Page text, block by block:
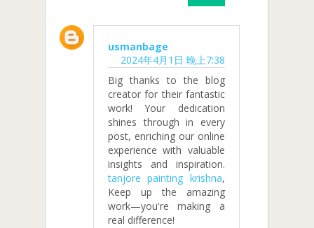
usmanbage
2024年4月1日 晚上7:38
Big thanks to the blog
creator for their fantastic
work! Your dedication
shines through in every
post, enriching our online
experience with valuable
insights and inspiration.
tanjore painting krishna,
Keep up the amazing
work—you're making a
real difference!